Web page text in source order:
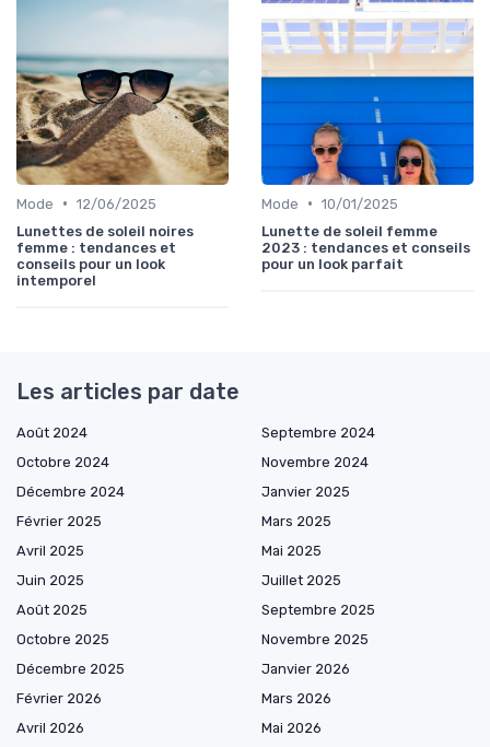
Mode • 12/06/2025
Lunettes de soleil noires
femme : tendances et
conseils pour un look
intemporel
Mode • 10/01/2025
Lunette de soleil femme
2023 : tendances et conseils
pour un look parfait
Les articles par date
Août 2024
Septembre 2024
Octobre 2024
Novembre 2024
Décembre 2024
Janvier 2025
Février 2025
Mars 2025
Avril 2025
Mai 2025
Juin 2025
Juillet 2025
Août 2025
Septembre 2025
Octobre 2025
Novembre 2025
Décembre 2025
Janvier 2026
Février 2026
Mars 2026
Avril 2026
Mai 2026